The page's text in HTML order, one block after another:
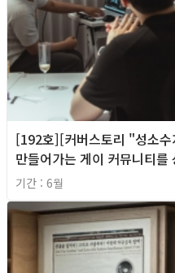
[192호][커버스토리 "성소
만들어가는 게이 커뮤니티를
기간 : 6월